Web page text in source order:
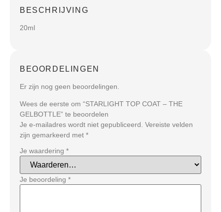
BESCHRIJVING
20ml
BEOORDELINGEN
Er zijn nog geen beoordelingen.
Wees de eerste om “STARLIGHT TOP COAT – THE
GELBOTTLE” te beoordelen
Je e-mailadres wordt niet gepubliceerd. Vereiste velden
zijn gemarkeerd met *
Je waardering *
Je beoordeling *